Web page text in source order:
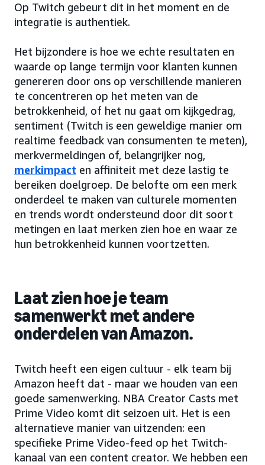
Op Twitch gebeurt dit in het moment en de
integratie is authentiek.
Het bijzondere is hoe we echte resultaten en
waarde op lange termijn voor klanten kunnen
genereren door ons op verschillende manieren
te concentreren op het meten van de
betrokkenheid, of het nu gaat om kijkgedrag,
sentiment (Twitch is een geweldige manier om
realtime feedback van consumenten te meten),
merkvermeldingen of, belangrijker nog,
merkimpact en affiniteit met deze lastig te
bereiken doelgroep. De belofte om een merk
onderdeel te maken van culturele momenten
en trends wordt ondersteund door dit soort
metingen en laat merken zien hoe en waar ze
hun betrokkenheid kunnen voortzetten.
Laat zien hoe je team
samenwerkt met andere
onderdelen van Amazon.
Twitch heeft een eigen cultuur - elk team bij
Amazon heeft dat - maar we houden van een
goede samenwerking. NBA Creator Casts met
Prime Video komt dit seizoen uit. Het is een
alternatieve manier van uitzenden: een
specifieke Prime Video-feed op het Twitch-
kanaal van een content creator. We hebben een